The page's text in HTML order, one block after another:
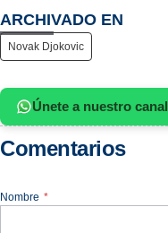
ARCHIVADO EN
Novak Djokovic
Únete a nuestro canal
Comentarios
Nombre *